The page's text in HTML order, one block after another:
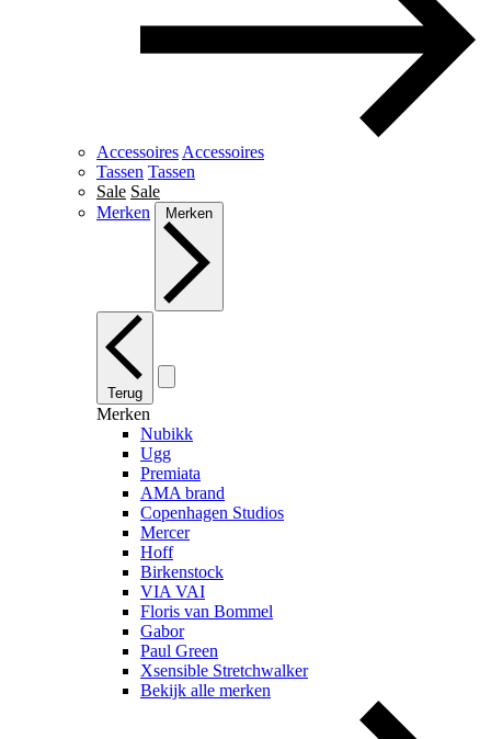
Accessoires Accessoires
Tassen Tassen
Sale Sale
Merken
Merken
Terug
Merken
Nubikk
Ugg
Premiata
AMA brand
Copenhagen Studios
Mercer
Hoff
Birkenstock
VIA VAI
Floris van Bommel
Gabor
Paul Green
Xsensible Stretchwalker
Bekijk alle merken